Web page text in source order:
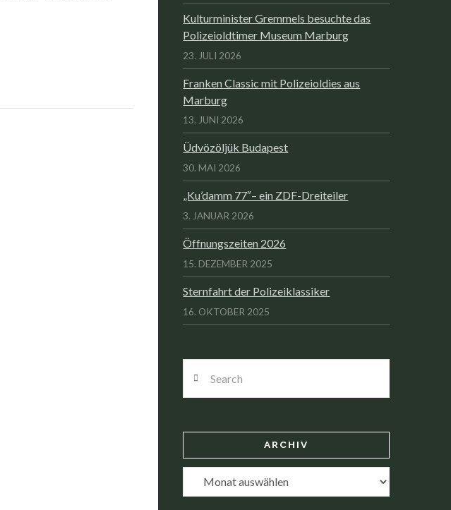
Kulturminister Gremmels besuchte das
Polizeioldtimer Museum Marburg
23. JULI 2026
Franken Classic mit Polizeioldies aus
Marburg
13. JUNI 2026
Üdvözöljük Budapest
30. MAI 2026
„Ku’damm 77″– ein ZDF-Dreiteiler
3. JANUAR 2026
Öffnungszeiten 2026
15. DEZEMBER 2025
Sternfahrt der Polizeiklassiker
16. OKTOBER 2025
ARCHIV
Archiv